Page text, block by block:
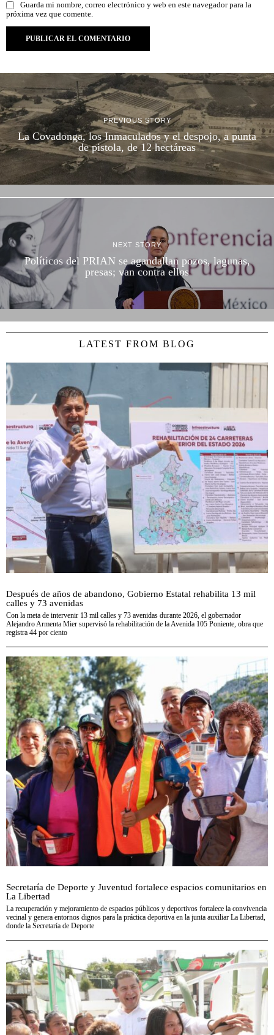
Guarda mi nombre, correo electrónico y web en este navegador para la
próxima vez que comente.
PREVIOUS STORY
La Covadonga, los Inmaculados y el despojo, a punta
de pistola, de 12 hectáreas
NEXT STORY
Políticos del PRIAN se agandallan pozos, lagunas,
presas; van contra ellos
LATEST FROM BLOG
Después de años de abandono, Gobierno Estatal rehabilita 13 mil
calles y 73 avenidas
Con la meta de intervenir 13 mil calles y 73 avenidas durante 2026, el gobernador
Alejandro Armenta Mier supervisó la rehabilitación de la Avenida 105 Poniente, obra que
registra 44 por ciento
Secretaría de Deporte y Juventud fortalece espacios comunitarios en
La Libertad
La recuperación y mejoramiento de espacios públicos y deportivos fortalece la convivencia
vecinal y genera entornos dignos para la práctica deportiva en la junta auxiliar La Libertad,
donde la Secretaría de Deporte